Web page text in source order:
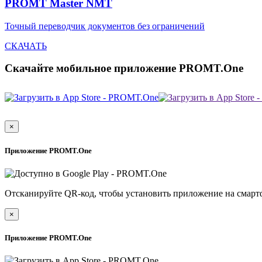
PROMT Master NMT
Точный переводчик документов без ограничений
СКАЧАТЬ
Скачайте мобильное приложение PROMT.One
×
Приложение PROMT.One
Отсканируйте QR-код, чтобы установить приложение на
×
Приложение PROMT.One